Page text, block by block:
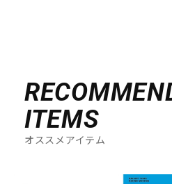
ITEMS
オススメアイテム